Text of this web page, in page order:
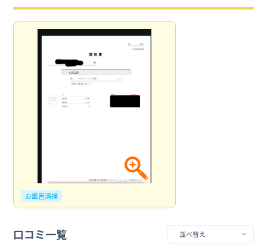
お風呂清掃
口コミ一覧